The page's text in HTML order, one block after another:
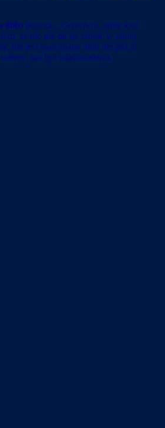
86b) poucza: „Grzechów, które ktoś
że nic nie da się zrobić w takiej
nie jest nam znany albo nie jest to
kto był właścicielem).